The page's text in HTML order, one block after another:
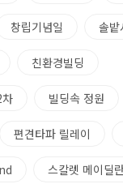
창립기념일 솔밭
친환경빌딩
빌딩속 정원
편견타파 릴레이
스칼렛 메이딜